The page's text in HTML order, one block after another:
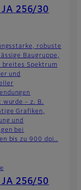
JA 256/30
robuste
Baugruppe,
breites Spektrum
und
wurde - z. B.
Grafiken,
und
bei
bis zu 900 dpi..
JA 256/50